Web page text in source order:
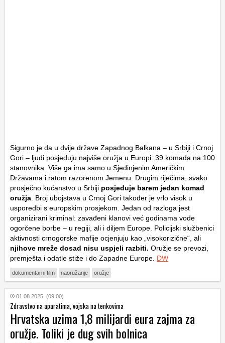
Sigurno je da u dvije države Zapadnog Balkana – u Srbiji i Crnoj
Gori – ljudi posjeduju najviše oružja u Europi: 39 komada na 100
stanovnika. Više ga ima samo u Sjedinjenim Američkim
Državama i ratom razorenom Jemenu. Drugim riječima, svako
prosječno kućanstvo u Srbiji posjeduje barem jedan komad
oružja . Broj ubojstava u Crnoj Gori također je vrlo visok u
usporedbi s europskim prosjekom. Jedan od razloga jest
organizirani kriminal: zavađeni klanovi već godinama vode
ogorčene borbe – u regiji, ali i diljem Europe. Policijski službenici
aktivnosti crnogorske mafije ocjenjuju kao „visokorizične“, ali
njihove mreže dosad nisu uspjeli razbiti. Oružje se prevozi,
premješta i odatle stiže i do Zapadne Europe. DW
dokumentarni film naoružanje oružje
01.08.2025. (09:00)
Zdravstvo na aparatima, vojska na tenkovima
Hrvatska uzima 1,8 milijardi eura zajma za
oružje. Toliki je dug svih bolnica